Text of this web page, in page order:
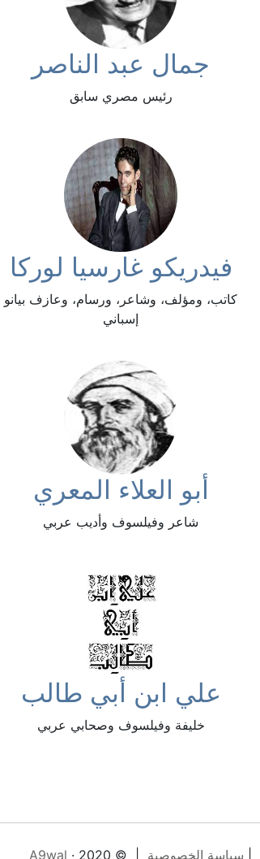
جمال عبد الناصر
رئيس مصري سابق
فيدريكو غارسيا لوركا
كاتب، ومؤلف، وشاعر، ورسام، وعازف بيانو
إسباني
أبو العلاء المعري
شاعر وفيلسوف وأديب عربي
علي ابن أبي طالب
خليفة وفيلسوف وصحابي عربي
سياسة الخصوصية | © 2020 ·
A9wal